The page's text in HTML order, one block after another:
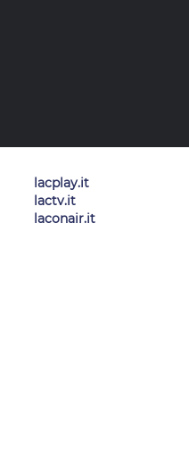
lacplay.it
lactv.it
laconair.it